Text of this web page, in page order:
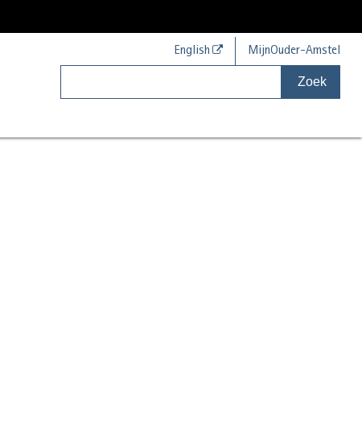
English MijnOuder-Amstel
Zoek